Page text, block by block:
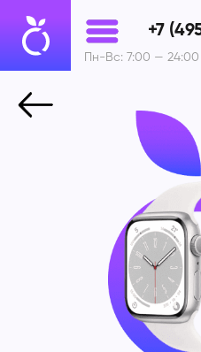
+7
Пн-Вс: 7:00 — 24:00